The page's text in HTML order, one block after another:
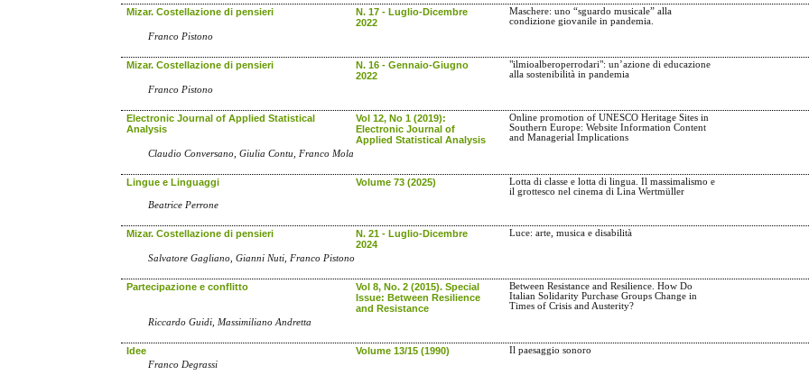
Mizar. Costellazione di pensieri
N. 17 - Luglio-Dicembre
2022
Maschere: uno “sguardo musicale” alla
condizione giovanile in pandemia.
Franco Pistono
Mizar. Costellazione di pensieri
N. 16 - Gennaio-Giugno
2022
"ilmioalberoperrodari": un’azione di educazione
alla sostenibilità in pandemia
Franco Pistono
Electronic Journal of Applied Statistical
Analysis
Vol 12, No 1 (2019):
Electronic Journal of
Applied Statistical Analysis
Online promotion of UNESCO Heritage Sites in
Southern Europe: Website Information Content
and Managerial Implications
Claudio Conversano, Giulia Contu, Franco Mola
Lingue e Linguaggi Volume 73 (2025)
Lotta di classe e lotta di lingua. Il massimalismo e
il grottesco nel cinema di Lina Wertmüller
Beatrice Perrone
Mizar. Costellazione di pensieri
N. 21 - Luglio-Dicembre
2024
Luce: arte, musica e disabilità
Salvatore Gagliano, Gianni Nuti, Franco Pistono
Partecipazione e conflitto
Vol 8, No. 2 (2015). Special
Issue: Between Resilience
and Resistance
Between Resistance and Resilience. How Do
Italian Solidarity Purchase Groups Change in
Times of Crisis and Austerity?
Riccardo Guidi, Massimiliano Andretta
Idee Volume 13/15 (1990) Il paesaggio sonoro
Franco Degrassi